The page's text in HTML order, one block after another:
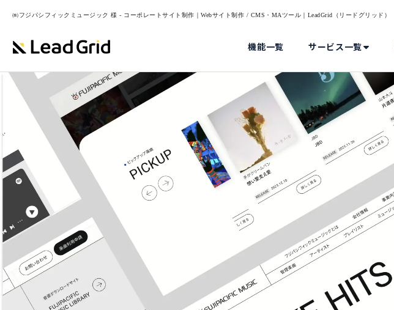
㈱フジパシフィックミュージック 様 - コーポレートサイト制作｜Webサイト制作 / CMS・MAツール｜LeadGrid（リードグリッド）
機能一覧 サービス一覧